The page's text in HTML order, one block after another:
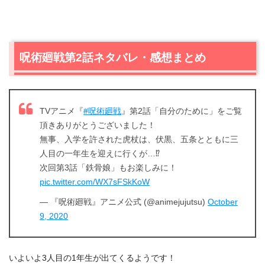
呪術廻戦第2話ネタバレ・感想まとめ
TVアニメ『#呪術廻戦』第2話「自分のために」をご覧
頂きありがとうございました！
無事、入学を許された虎杖は、伏黒、五条とともに三
人目の一年生を迎えに行くが…⁉
次回第3話「鉄骨娘」もお楽しみに！
pic.twitter.com/WX7sFSkKoW
— 『呪術廻戦』アニメ公式 (@animejujutsu) October
9, 2020
いよいよ3人目の1年生が出てくるようです！